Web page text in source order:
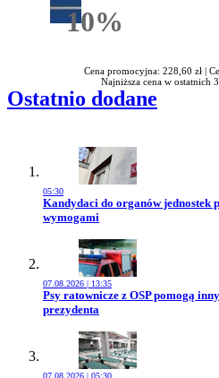
10%Rabatu
Cena promocyjna: 228,60 zł |
Najniższa cena w ostatnich
Ostatnio dodane
05:30
Przejdź do artykułu:
Kandydaci do organów jednostek
wymogami
07.08.2026 | 13:35
Przejdź do artykułu:
Psy ratownicze z OSP pomogą
prezydenta
07.08.2026 | 05:30